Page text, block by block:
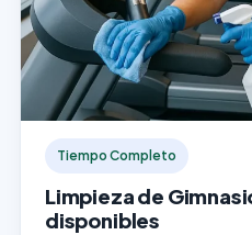
Tiempo Completo
Limpieza de
disponibles